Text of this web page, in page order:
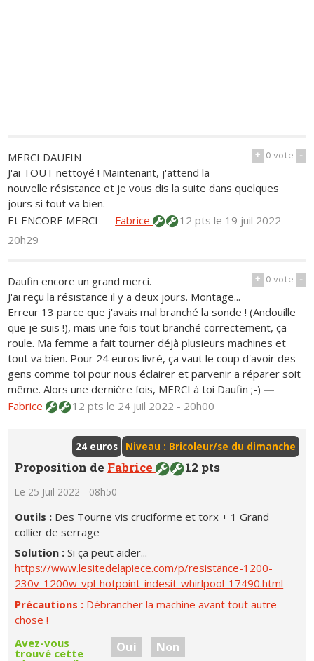
+ 0vote -
MERCI DAUFIN
J'ai TOUT nettoyé ! Maintenant, j'attend la
nouvelle résistance et je vous dis la suite dans quelques
jours si tout va bien.
Et ENCORE MERCI — Fabrice 12 ptsle 19 juil 2022 -
20h29
+ 0vote -
Daufin encore un grand merci.
J'ai reçu la résistance il y a deux jours. Montage...
Erreur 13 parce que j'avais mal branché la sonde ! (Andouille
que je suis !), mais une fois tout branché correctement, ça
roule. Ma femme a fait tourner déjà plusieurs machines et
tout va bien. Pour 24 euros livré, ça vaut le coup d'avoir des
gens comme toi pour nous éclairer et parvenir a réparer soit
même. Alors une dernière fois, MERCI à toi Daufin ;-) —
Fabrice
12 ptsle 24 juil 2022 - 20h00
Niveau : Bricoleur/se du dimanche
24 euros
Proposition de Fabrice 12 pts
Le 25 Juil 2022 - 08h50
Outils : Des Tourne vis cruciforme et torx + 1 Grand
collier de serrage
Solution :Si ça peut aider...
https://www.lesitedelapiece.com/p/resistance-1200-
230v-1200w-vpl-hotpoint-indesit-whirlpool-17490.html
Précautions : Débrancher la machine avant tout autre
chose !
Avez-vous
trouvé cette Oui Non